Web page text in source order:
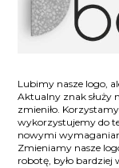
Lubimy nasze logo,
Aktualny znak służy
zmieniło.
wykorzystujemy do
nowymi
Zmieniamy nasze
robotę, było bardziej